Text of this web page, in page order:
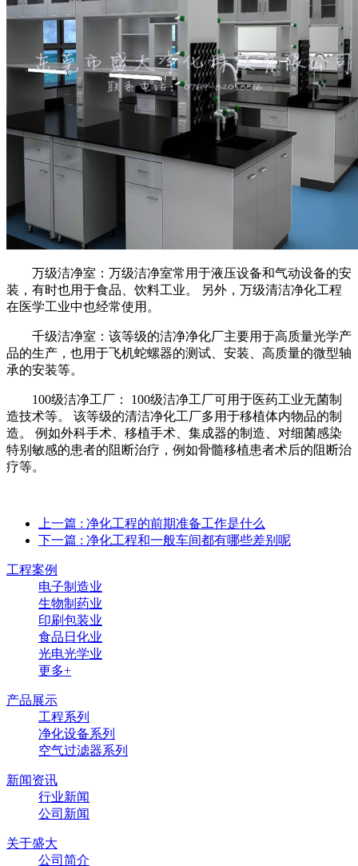
万级洁净室：万级洁净室常用于液压设备和气动设备的安
装，有时也用于食品、饮料工业。 另外，万级清洁净化工程
在医学工业中也经常使用。
千级洁净室：该等级的洁净净化厂主要用于高质量光学产
品的生产，也用于飞机蛇螺器的测试、安装、高质量的微型轴
承的安装等。
100级洁净工厂： 100级洁净工厂可用于医药工业无菌制
造技术等。 该等级的清洁净化工厂多用于移植体内物品的制
造。 例如外科手术、移植手术、集成器的制造、对细菌感染
特别敏感的患者的阻断治疗，例如骨髓移植患者术后的阻断治
疗等。
上一篇 : 净化工程的前期准备工作是什么
下一篇 : 净化工程和一般车间都有哪些差别呢
工程案例
电子制造业
生物制药业
印刷包装业
食品日化业
光电光学业
更多+
产品展示
工程系列
净化设备系列
空气过滤器系列
新闻资讯
行业新闻
公司新闻
关于盛大
公司简介